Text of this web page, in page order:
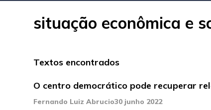
situação econômica e
Textos encontrados
O centro democrático pode recuperar
Fernando Luiz Abrucio30 junho 2022